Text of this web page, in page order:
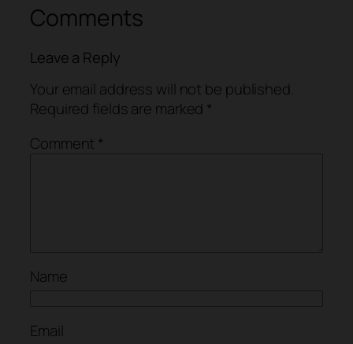
Comments
Leave a Reply
Your email address will not be published.
Required fields are marked *
Comment *
Name
Email